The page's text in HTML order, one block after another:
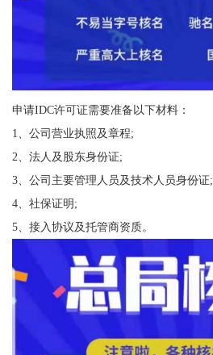
申请IDC许可证需要准备以下材料：
1、公司营业执照及章程;
2、法人及股东身份证;
3、公司主要管理人员及技术人员身份证;
4、社保证明;
5、接入协议及托管商资质。